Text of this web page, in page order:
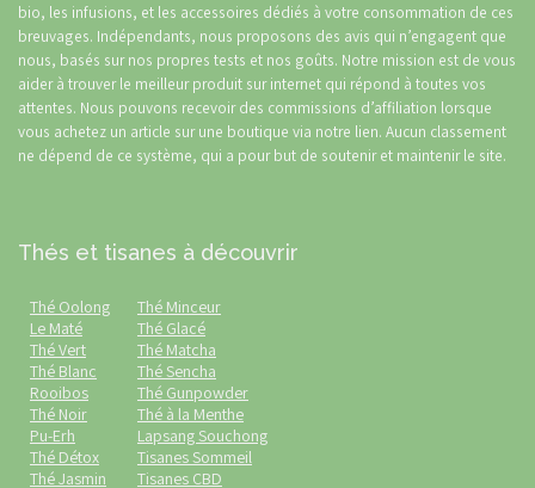
bio, les infusions, et les accessoires dédiés à votre consommation de ces
breuvages. Indépendants, nous proposons des avis qui n’engagent que
nous, basés sur nos propres tests et nos goûts. Notre mission est de vous
aider à trouver le meilleur produit sur internet qui répond à toutes vos
attentes. Nous pouvons recevoir des commissions d’affiliation lorsque
vous achetez un article sur une boutique via notre lien. Aucun classement
ne dépend de ce système, qui a pour but de soutenir et maintenir le site.
Thés et tisanes à découvrir
Thé Oolong
Le Maté
Thé Vert
Thé Blanc
Rooibos
Thé Noir
Pu-Erh
Thé Détox
Thé Jasmin
Thé Minceur
Thé Glacé
Thé Matcha
Thé Sencha
Thé Gunpowder
Thé à la Menthe
Lapsang Souchong
Tisanes Sommeil
Tisanes CBD